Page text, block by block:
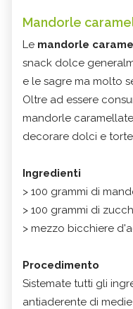
Mandorle
Le mandorle
snack dolce
e le sagre ma molto
Oltre ad essere
mandorle
decorare dolci e
Ingredienti
> 100 grammi di
> 100 grammi di
> mezzo bicchiere
Procedimento
Sistemate tutti gli
antiaderente di